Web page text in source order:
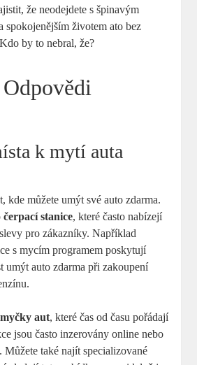
že neodejdete s ​špinavým
spokojenějším životem‌ ato bez⁤
by to nebral, že?
k mytí auta
⁣kde můžete umýt ​své auto zdarma.
čerpací stanice, které často nabízejí
pro zákazníky. Například
‍s⁣ mycím programem poskytují
umýt auto zdarma při zakoupení
myčky ⁣aut, které čas od⁣ času pořádají
jsou⁣ často inzerovány online nebo
také najít⁣ specializované